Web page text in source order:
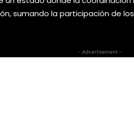
sumando la participación de
- Advertisement -